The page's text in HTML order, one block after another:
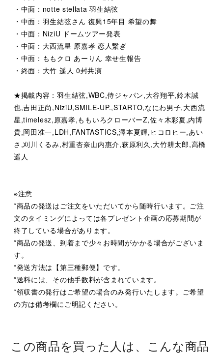
・中面：notte stellata 羽生結弦
・中面：羽生結弦さん 復興15年目 希望の舞
・中面：NiziU ドームツアー発表
・中面：大西流星 原嘉孝 恋人繋ぎ
・中面：ももクロ あーりん 幸せ生報告
・終面：大竹 遥人 0封共演
★掲載内容：羽生結弦,WBC,侍ジャパン,大谷翔平,鈴木誠
也,吉田正尚,NiziU,SMILE-UP.,STARTO,なにわ男子,大西流
星,timelesz,原嘉孝,ももいろクローバーZ,佐々木彩夏,内博
貴,岡田准一,LDH,FANTASTICS,澤本夏輝,ヒコロヒー,あい
さ,刈川くるみ,村重杏奈山内惠介,萩原利久,大竹耕太郎,高橋
遥人
※注意
*商品の発送はご注文をいただいてから随時行います。ご注
文のタイミングによっては各プレゼント企画の応募期間が
終了している場合があります。
*商品の発送、到着まで少々お時間がかかる場合がございま
す。
*発送方法は【第三種郵便】です。
*送料には、その他手数料が含まれています。
*領収書の発行はご希望の場合のみ発行いたします。ご希望
の方は備考欄にご明記ください。
この商品を買った人は、こんな商品